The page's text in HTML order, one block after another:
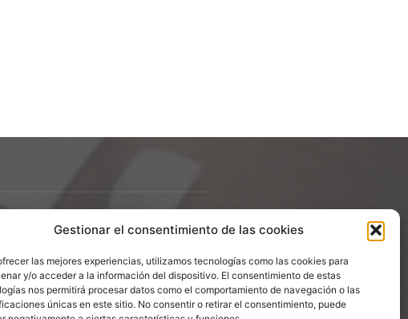
Gestionar el consentimiento de las cookies
las mejores experiencias, utilizamos tecnologías como las cookies para
y/o acceder a la información del dispositivo. El consentimiento de estas
nos permitirá procesar datos como el comportamiento de navegación o las
únicas en este sitio. No consentir o retirar el consentimiento, puede